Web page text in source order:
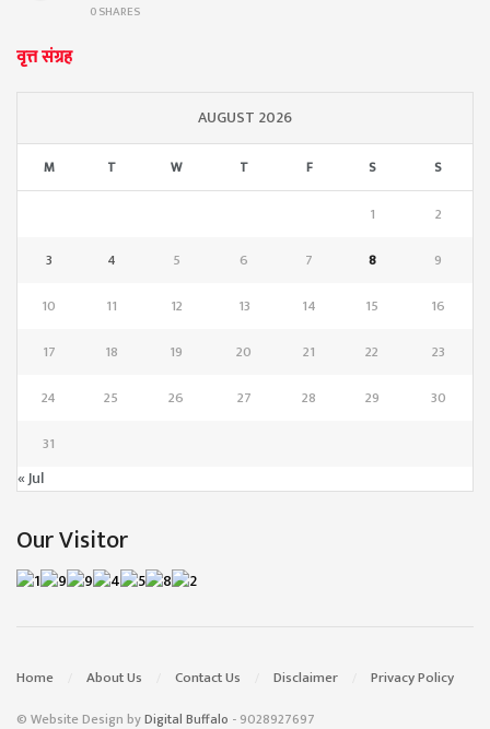
0 SHARES
वृत्त संग्रह
AUGUST 2026
M T W T F S S
1
2
3
4 5 6 7 8
9
10
11 12 13 14 15
16
17
18 19 20 21 22
23
24
25 26 27 28 29
30
31
« Jul
Our Visitor
Home About Us Contact Us Disclaimer Privacy Policy
© Website Design byDigital Buffalo - 9028927697